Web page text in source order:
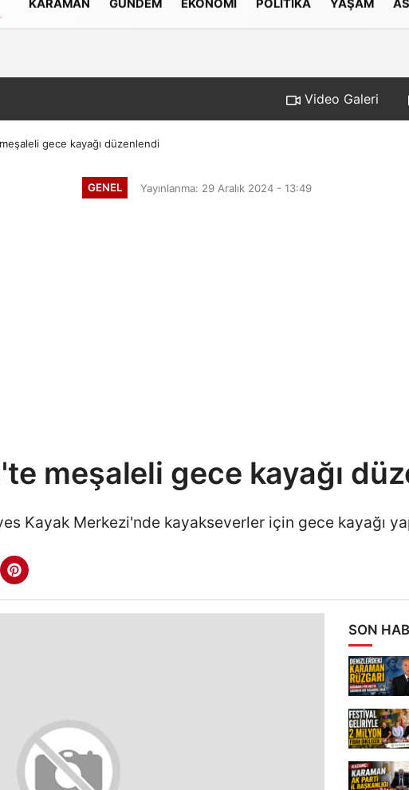
KARAMAN GÜNDEM EKONOMI POLITIKA YAŞAM
Video Galeri
gece kayağı düzenlendi
GENEL Yayınlanma: 29 Aralık 2024 - 13:49
meşaleli gece kayağı
Kayak Merkezi'nde kayakseverler için gece kayağı
SON